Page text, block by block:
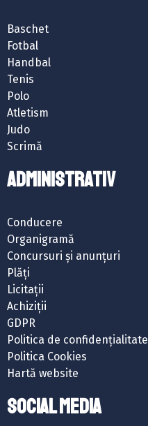
Baschet
Fotbal
Handbal
Tenis
Polo
Atletism
Judo
Scrimă
ADMINISTRATIV
Conducere
Organigramă
Concursuri și anunțuri
Plăți
Licitații
Achiziții
GDPR
Politica de confidențialitate
Politica Cookies
Hartă website
SOCIAL MEDIA